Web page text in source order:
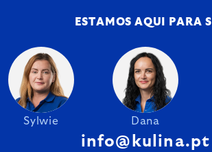
ESTAMOS AQUI PARA SI
Sylwie Dana
info@kulina.pt